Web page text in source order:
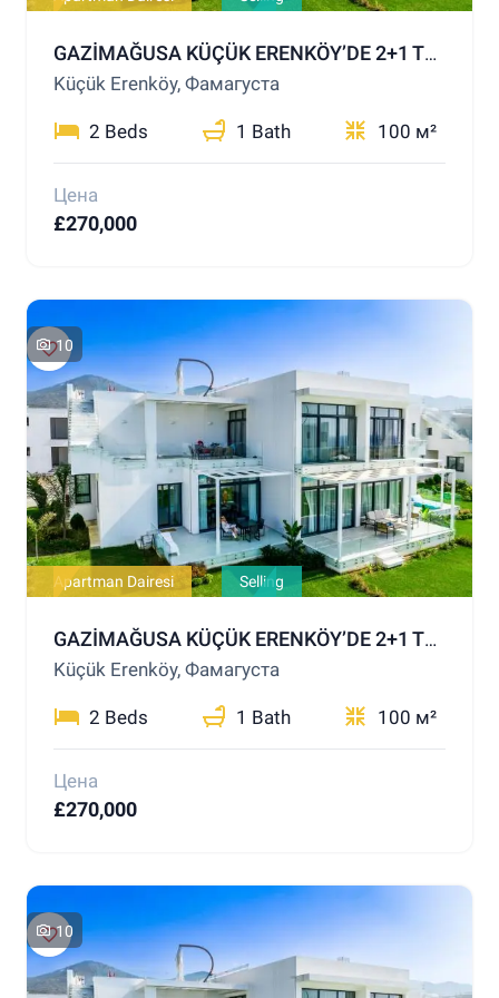
GAZİMAĞUSA KÜÇÜK ERENKÖY’DE 2+1 TERASLI PENTHOUSE – DENİZE YALNIZCA 200 METRE!
Küçük Erenköy, Фамагуста
2 Beds 1 Bath 100 м²
Цена
£270,000
10
Apartman Dairesi Selling
GAZİMAĞUSA KÜÇÜK ERENKÖY’DE 2+1 TERASLI PENTHOUSE – DENİZE YALNIZCA 200 METRE!
Küçük Erenköy, Фамагуста
2 Beds 1 Bath 100 м²
Цена
£270,000
10